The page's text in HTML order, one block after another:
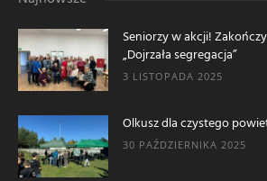
Seniorzy w akcji!
„Dojrzała segregacja”
3 LISTOPADA 2025
Olkusz dla czystego
30 PAŹDZIERNIKA 2025